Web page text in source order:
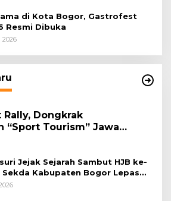
di Kota Bogor, Gastrofest
Resmi Dibuka
2026
Dongkrak
“Sport Tourism” Jawa
Jejak Sejarah Sambut HJB ke-
Sekda Kabupaten Bogor Lepas
Napak Tilas Bogor